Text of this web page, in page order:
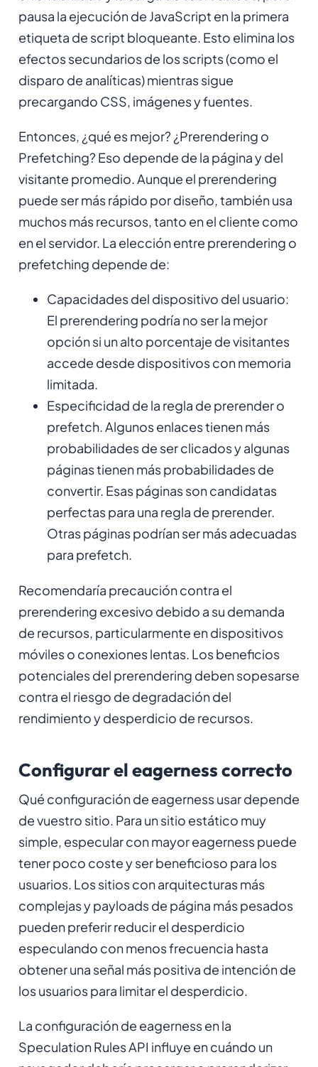
pausa la ejecución de JavaScript en la primera
etiqueta de script bloqueante. Esto elimina los
efectos secundarios de los scripts (como el
disparo de analíticas) mientras sigue
precargando CSS, imágenes y fuentes.
Entonces, ¿qué es mejor? ¿Prerendering o
Prefetching? Eso depende de la página y del
visitante promedio. Aunque el prerendering
puede ser más rápido por diseño, también usa
muchos más recursos, tanto en el cliente como
en el servidor. La elección entre prerendering o
prefetching depende de:
Capacidades del dispositivo del usuario:
El prerendering podría no ser la mejor
opción si un alto porcentaje de visitantes
accede desde dispositivos con memoria
limitada.
Especificidad de la regla de prerender o
prefetch. Algunos enlaces tienen más
probabilidades de ser clicados y algunas
páginas tienen más probabilidades de
convertir. Esas páginas son candidatas
perfectas para una regla de prerender.
Otras páginas podrían ser más adecuadas
para prefetch.
Recomendaría precaución contra el
prerendering excesivo debido a su demanda
de recursos, particularmente en dispositivos
móviles o conexiones lentas. Los beneficios
potenciales del prerendering deben sopesarse
contra el riesgo de degradación del
rendimiento y desperdicio de recursos.
Configurar el eagerness correcto
Qué configuración de eagerness usar depende
de vuestro sitio. Para un sitio estático muy
simple, especular con mayor eagerness puede
tener poco coste y ser beneficioso para los
usuarios. Los sitios con arquitecturas más
complejas y payloads de página más pesados
pueden preferir reducir el desperdicio
especulando con menos frecuencia hasta
obtener una señal más positiva de intención de
los usuarios para limitar el desperdicio.
La configuración de eagerness en la
Speculation Rules API influye en cuándo un